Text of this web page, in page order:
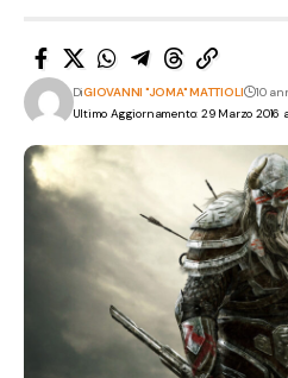
Ultimo Aggiornamento: 29 Marzo 2016
DiGIOVANNI "JOMA" MATTIOLI 10